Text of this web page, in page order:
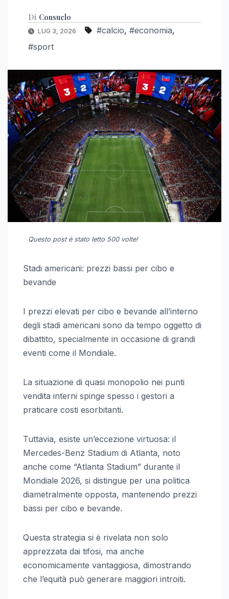
Di Consuelo
LUG 3, 2026 #calcio, #economia,
#sport
Questo post é stato letto 500 volte!
Stadi americani: prezzi bassi per cibo e
bevande
I prezzi elevati per cibo e bevande all’interno
degli stadi americani sono da tempo oggetto di
dibattito, specialmente in occasione di grandi
eventi come il Mondiale.
La situazione di quasi monopolio nei punti
vendita interni spinge spesso i gestori a
praticare costi esorbitanti.
Tuttavia, esiste un’eccezione virtuosa: il
Mercedes-Benz Stadium di Atlanta, noto
anche come “Atlanta Stadium” durante il
Mondiale 2026, si distingue per una politica
diametralmente opposta, mantenendo prezzi
bassi per cibo e bevande.
Questa strategia si è rivelata non solo
apprezzata dai tifosi, ma anche
economicamente vantaggiosa, dimostrando
che l’equità può generare maggiori introiti.